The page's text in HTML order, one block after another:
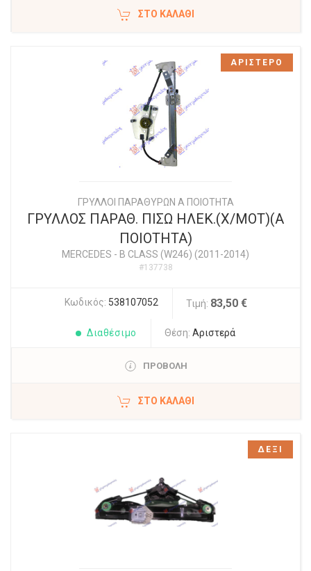
ΣΤΟ ΚΑΛΆΘΙ
ΓΡΥΛΛΟΙ ΠΑΡΑΘΥΡΩΝ Α ΠΟΙΟΤΗΤΑ
ΓΡΥΛΛΟΣ ΠΑΡΑΘ. ΠΙΣΩ ΗΛΕΚ.(Χ/ΜΟΤ)(Α
ΠΟΙΟΤΗΤΑ)
MERCEDES - B CLASS (W246) (2011-2014)
#137738
Κωδικός: 538107052 Τιμή: 83,50 €
Διαθέσιμο Θέση: Αριστερά
ΠΡΟΒΟΛΗ
ΣΤΟ ΚΑΛΆΘΙ
ΑΡΙΣΤΕΡΟ
ΔΕΞΙ